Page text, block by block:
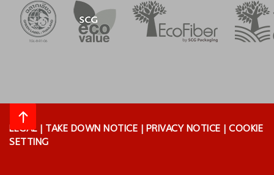
LEGAL| TAKE DOWN NOTICE | PRIVACY NOTICE | COOKIE
SETTING